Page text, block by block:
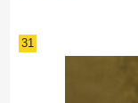
31